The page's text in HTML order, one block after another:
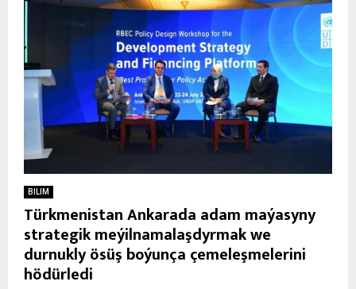
BILIM
Türkmenistan Ankarada adam maýasyny
strategik meýilnamalaşdyrmak we
durnukly ösüş boýunça çemeleşmelerini
hödürledi